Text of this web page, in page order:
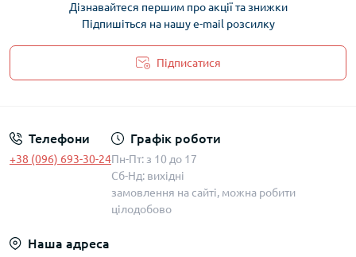
Дізнавайтеся першим про акції та знижки
Підпишіться на нашу e-mail розсилку
Підписатися
Телефони
+38 (096) 693-30-24
Графік роботи
Пн-Пт: з 10 до 17
Сб-Нд: вихідні
замовлення на сайті, можна робити
цілодобово
Наша адреса